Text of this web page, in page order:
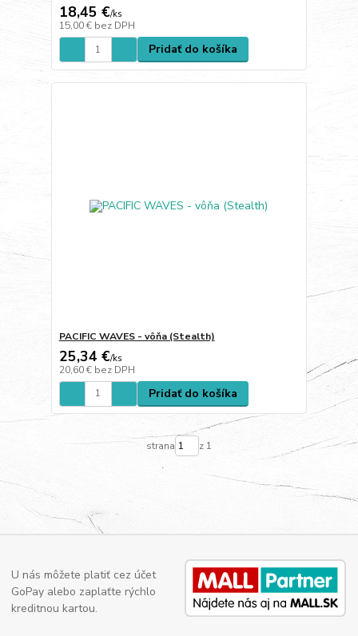
18,45 €/ks
15,00 € bez DPH
Pridať do košíka
PACIFIC WAVES - vôňa (Stealth)
25,34 €/ks
20,60 € bez DPH
Pridať do košíka
strana z 1
U nás môžete platiť cez účet
GoPay alebo zaplaťte rýchlo
kreditnou kartou.